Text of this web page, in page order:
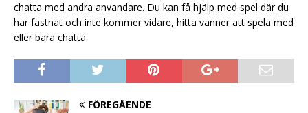
chatta med andra användare. Du kan få hjälp med spel där du
har fastnat och inte kommer vidare, hitta vänner att spela med
eller bara chatta.
FÖREGÅENDE